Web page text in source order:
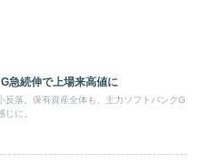
急続伸で上場来高値に
反落。保有資産全体も、主力ソフトバンクG
に。